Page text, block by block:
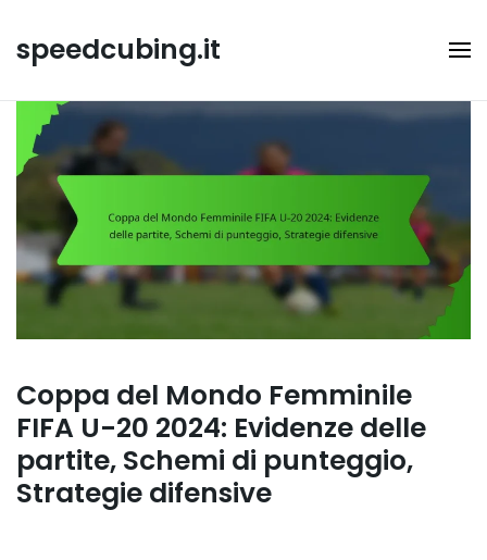
content
speedcubing.it
Coppa del Mondo Femminile
FIFA U-20 2024: Evidenze delle
partite, Schemi di punteggio,
Strategie difensive